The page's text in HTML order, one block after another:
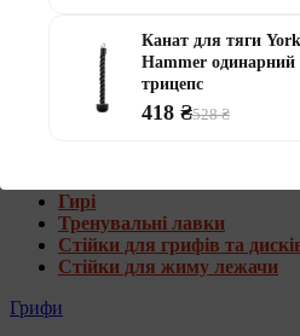
Штанги з гантелями та лавками
Диски та набори
Гантелі
Штанги
Гирі
Тренувальні лавки
Стійки для грифів та
Стійки для жиму лежачи
Грифи
Канат для тяги
Hammer одинарний
трицепс
418 ₴528 ₴